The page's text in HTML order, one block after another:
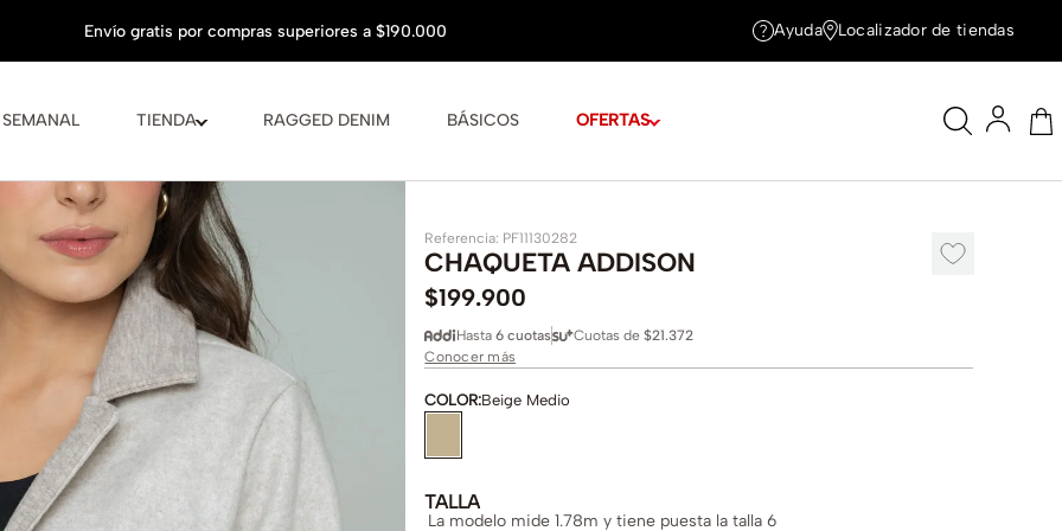
TIENDA RAGGED DENIM BÁSICOS OFERTAS
Ayuda Localizador de tiendas
Referencia: PF11130282
CHAQUETA ADDISON
$199.900
Hasta6 cuotas Cuotas de$21.372
Conocer más
COLOR:Beige Medio
TALLA
La modelo mide 1.78m y tiene puesta la talla 6